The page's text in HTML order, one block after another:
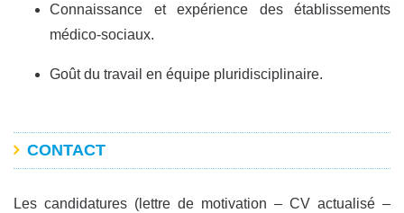
Connaissance et expérience des établissements
médico-sociaux.
Goût du travail en équipe pluridisciplinaire.
CONTACT
Les candidatures (lettre de motivation – CV actualisé –